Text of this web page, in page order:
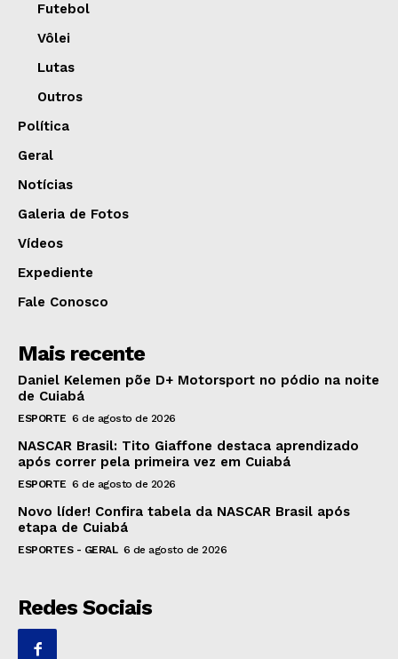
Futebol
Vôlei
Lutas
Outros
Política
Geral
Notícias
Galeria de Fotos
Vídeos
Expediente
Fale Conosco
Mais recente
Daniel Kelemen põe D+ Motorsport no pódio na noite
de Cuiabá
ESPORTE 6 de agosto de 2026
NASCAR Brasil: Tito Giaffone destaca aprendizado
após correr pela primeira vez em Cuiabá
ESPORTE 6 de agosto de 2026
Novo líder! Confira tabela da NASCAR Brasil após
etapa de Cuiabá
ESPORTES - GERAL 6 de agosto de 2026
Redes Sociais